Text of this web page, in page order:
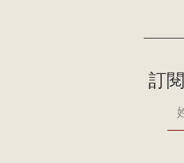
訂閱